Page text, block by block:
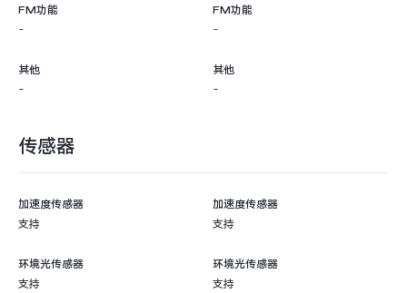
FM功能
-
FM功能
-
其他
-
其他
-
传感器
加速度传感器
支持
加速度传感器
支持
环境光传感器
支持
环境光传感器
支持